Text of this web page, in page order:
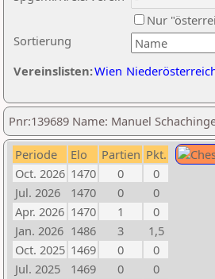
Sortierung
Nur
Vereinslisten:Wien
Pnr:139689 Name: Manuel
Periode Elo Partien Pkt.
Oct. 2026 1470 0
0
Jul. 2026
1470 0
0
Apr. 2026 1470 1
0
Jan. 2026 1486 3
1,5
Oct. 2025 1469 0
0
Jul. 2025
1469 0
0